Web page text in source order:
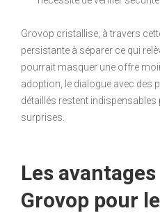
Grovop cristallise, à travers
persistante à séparer ce qui
pourrait masquer une offre
adoption, le dialogue avec des
détaillés restent
surprises.
Les
Grovop pour